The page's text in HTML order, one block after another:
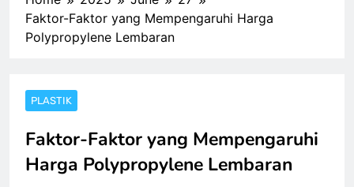
Faktor-Faktor yang Mempengaruhi Harga
Polypropylene Lembaran
PLASTIK
Faktor-Faktor yang Mempengaruhi
Harga Polypropylene Lembaran